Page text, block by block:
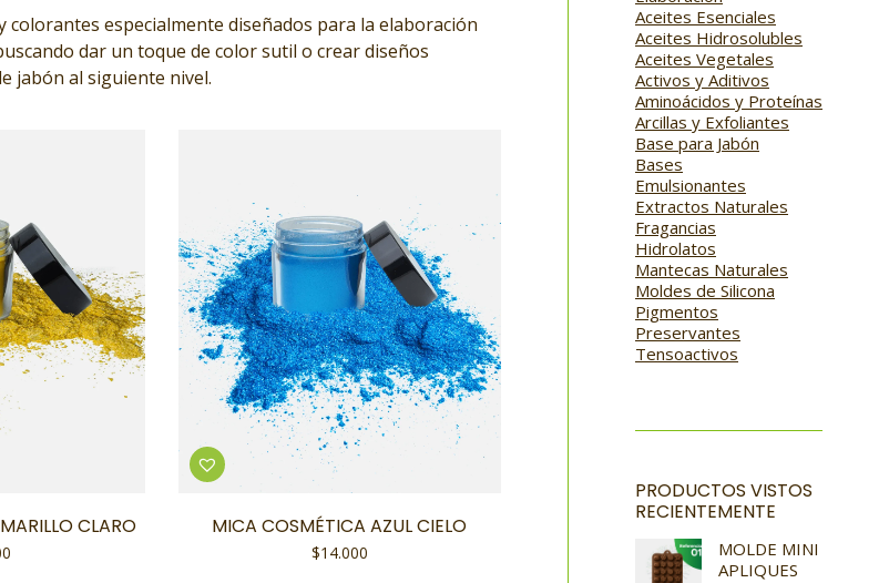
especialmente diseñados para la elaboración
dar un toque de color sutil o crear diseños
jabón al siguiente nivel.
CLARO MICA COSMÉTICA AZUL CIELO
$14.000
Aceites Esenciales
Aceites Hidrosolubles
Aceites Vegetales
Activos y Aditivos
Aminoácidos y Proteínas
Arcillas y Exfoliantes
Base para Jabón
Bases
Emulsionantes
Extractos Naturales
Fragancias
Hidrolatos
Mantecas Naturales
Moldes de Silicona
Pigmentos
Preservantes
Tensoactivos
PRODUCTOS VISTOS
RECIENTEMENTE
MOLDE MINI
APLIQUES